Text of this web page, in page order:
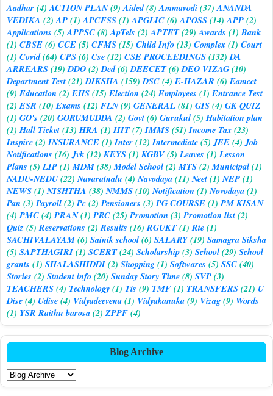
Aadhar(4) ACTION PLAN(9) Aided(8) Ammavodi(37) ANANDA
VEDIKA (2) AP(1) APCFSS(1) APGLIC(6) APOSS(14) APP(2)
Applications (5) APPSC(8) ApTels (2) APTET(29) Awards (1) Bank
(1) CBSE(6) CCE(5) CFMS(15) Child Info(13) Complex(1) Court
(1) Covid(64) CPS(6) Cse(12) CSE PROCEEDINGS(132) DA
ARREARS(19) DDO(2) Ded(6) DEECET(6) DEO VIZAG(10)
Department Test(21) DIKSHA (159) DSC(4) E-HAZAR (6) Eamcet
(9) Education (2) EHS(15) Election (24) Employees (1) Entrance Test
(2) ESR (10) Exams (12) FLN(9) GENERAL(81) GIS(4) GK QUIZ
(1) GO's (20) GORUMUDDA (2) Govt(6) Gurukul(5) Habitation plan
(1) Hall Ticket(13) HRA (1) IIIT(7) IMMS(51) Income Tax(23)
Inspire(2) INSURANCE(1) Inter(12) Intermediate(5) JEE(4) Job
Notifications (16) Jvk(12) KEYS(1) KGBV(5) Leaves (1) Lesson
Plans (5) LIP(1) MDM(38) Model School(2) MTS(2) Municipal(1)
NADU-NEDU(22) Navaratnalu (4) Navodaya(11) Neet(1) NEP(1)
NEWS(1) NISHTHA (38) NMMS(10) Notification (1) Novodaya(1)
Pan (3) Payroll(2) Pc(2) Pensioners (3) PG COURSE(1) PM KISAN
(4) PMC(4) PRAN(1) PRC(25) Promotion (3) Promotion list(2)
Quiz(5) Reservations (2) Results (16) RGUKT(1) Rte(1)
SACHIVALAYAM(6) Sainik school(6) SALARY(19) Samagra Siksha
(5) SAPTHAGIRI(1) SCERT(24) Scholarship(3) School(29) School
grants (1) SHALASHIDDI(2) Shopping(1) Softwares (5) SSC(40)
Stories (2) Student info(20) Sunday Story Time(8) SVP(3)
TEACHERS(4) Technology(1) Tis (9) TMF(1) TRANSFERS(21) U
Dise(4) Udise(4) Vidyadeevena(1) Vidyakanuka(9) Vizag(9) Words
(1) YSR Raithu barosa(2) ZPPF(4)
Blog Archive